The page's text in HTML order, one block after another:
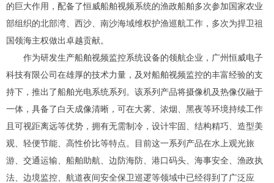
的巨大作用，配备了恒威船舶视频系统的渔政船舶多次参加国家农业
部组织的北部湾、西沙、南沙海域维权护渔巡航工作，多次为捍卫祖
国领海主权做出卓越贡献。
作为研发生产船舶视频监控系统设备的领航企业，广州恒威电子
科技有限公司在雄厚的技术力量，及对船舶视频监控的丰富经验的支
持下，推出了船舶光电系统系列。该系列产品将摄像机及热像仪融于
一体，具备了白天成像清晰，可在大雾、浓烟、黑夜等环境持续工作
且可视距离远等优势，拥有无需制冷，设计牢固、结构精巧、造型美
观、轻便节能、高性价比等特点。目前这一系列产品在水上观光旅
游、交通运输、船舶助航、边防海防、港口码头、海事安全、渔政执
法、边境监控、航道夜间安全保卫巡逻等领域中已经得到了广泛应